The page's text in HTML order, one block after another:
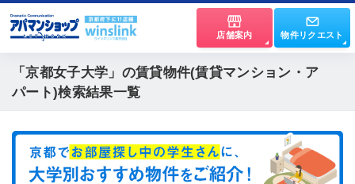
店舗案内 物件リクエスト
「京都女子大学」 の賃貸物件(賃貸マンション・ア
パート)検索結果一覧